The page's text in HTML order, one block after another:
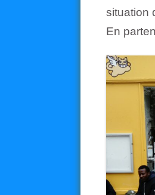
situation
En